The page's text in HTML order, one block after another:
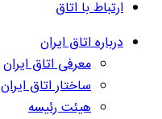
ارتباط با اتاق
درباره اتاق ایران
معرفی اتاق ایران
ساختار اتاق ایران
هیئت رئیسه